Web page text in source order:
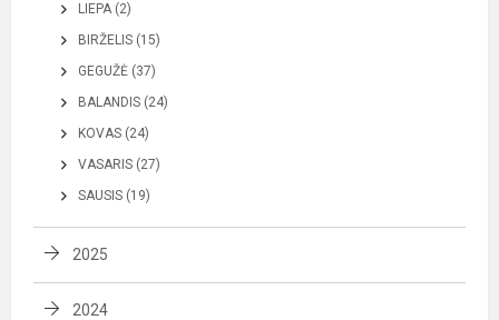
LIEPA (2)
BIRŽELIS (15)
GEGUŽĖ (37)
BALANDIS (24)
KOVAS (24)
VASARIS (27)
SAUSIS (19)
2025
2024